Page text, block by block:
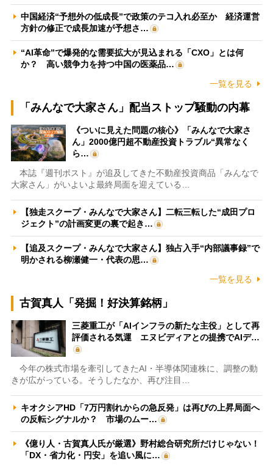
中国経済“予想外の低成長”で政策のテコ入れ必至か 経済運営
方針の修正で成長加速が予想さ…
“AI革命”で爆発的な需要拡大が見込まれる「CXO」とは何
か？ 高い競争力を持つ中国の医薬品…
一覧を見る
「みんなで大家さん」配当ストップ騒動の内幕
《ついに見えた問題の核心》「みんなで大家さ
ん」2000億円超不動産投資トラブル“異常なく
ら…
本誌『週刊ポスト』が追及してきた不動産投資商品「みんなで
大家さん」がいよいよ最終局面を迎えている…
【独走スクープ・みんなで大家さん】二転三転した“成田プロ
ジェクト”の計画変更の裏で起き…
【追及スクープ・みんなで大家さん】独占入手“内部議事録”で
明かされる柳瀬健一・代表の思…
一覧を見る
古賀真人「発掘！好決算銘柄」
三菱重工が「AIインフラの新たな主役」として再
評価される気運 エヌビディアとの提携でAIデ…
今年の株式市場を牽引してきたAI・半導体関連株に、調整の動
きが広がっている。そうしたなか、再び注目…
キオクシアHD「7万円割れからの急反発」は再びの上昇局面へ
の反転シグナルか？ 市場のムー…
《億り人・古賀真人氏が厳選》野村総合研究所だけじゃない！
「DX・省力化・円安」を追い風に…